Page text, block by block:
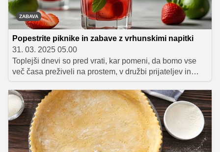
ZABAVA
Popestrite piknike in zabave z vrhunskimi napitki
31. 03. 2025 05.00
Toplejši dnevi so pred vrati, kar pomeni, da bomo vse
več časa preživeli na prostem, v družbi prijateljev in
družine. In kaj je boljšega kot osvežujoč koktajl v roki?
Priprava koktajla je umetnost, ki jo lahko osvojimo vsi! S
pravimi tehnikami in nekaj znanja o sestavinah boste
lahko ustvarjali vrhunske koktajle kar v domači kuhinji.